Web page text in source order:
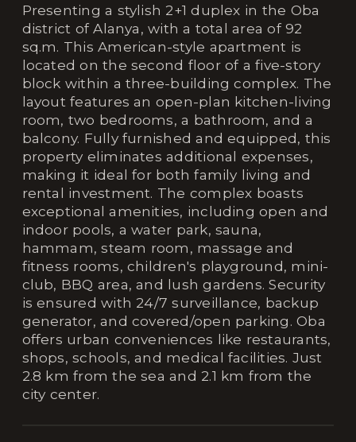
Presenting a stylish 2+1 duplex in the Oba
district of Alanya, with a total area of 92
sq.m. This American-style apartment is
located on the second floor of a five-story
block within a three-building complex. The
layout features an open-plan kitchen-living
room, two bedrooms, a bathroom, and a
balcony. Fully furnished and equipped, this
property eliminates additional expenses,
making it ideal for both family living and
rental investment. The complex boasts
exceptional amenities, including open and
indoor pools, a water park, sauna,
hammam, steam room, massage and
fitness rooms, children's playground, mini-
club, BBQ area, and lush gardens. Security
is ensured with 24/7 surveillance, backup
generator, and covered/open parking. Oba
offers urban conveniences like restaurants,
shops, schools, and medical facilities. Just
2.8 km from the sea and 2.1 km from the
city center.